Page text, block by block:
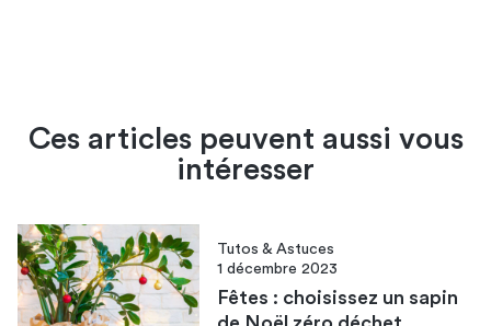
Ces articles peuvent aussi vous
intéresser
Tutos & Astuces
1 décembre 2023
Fêtes : choisissez un sapin